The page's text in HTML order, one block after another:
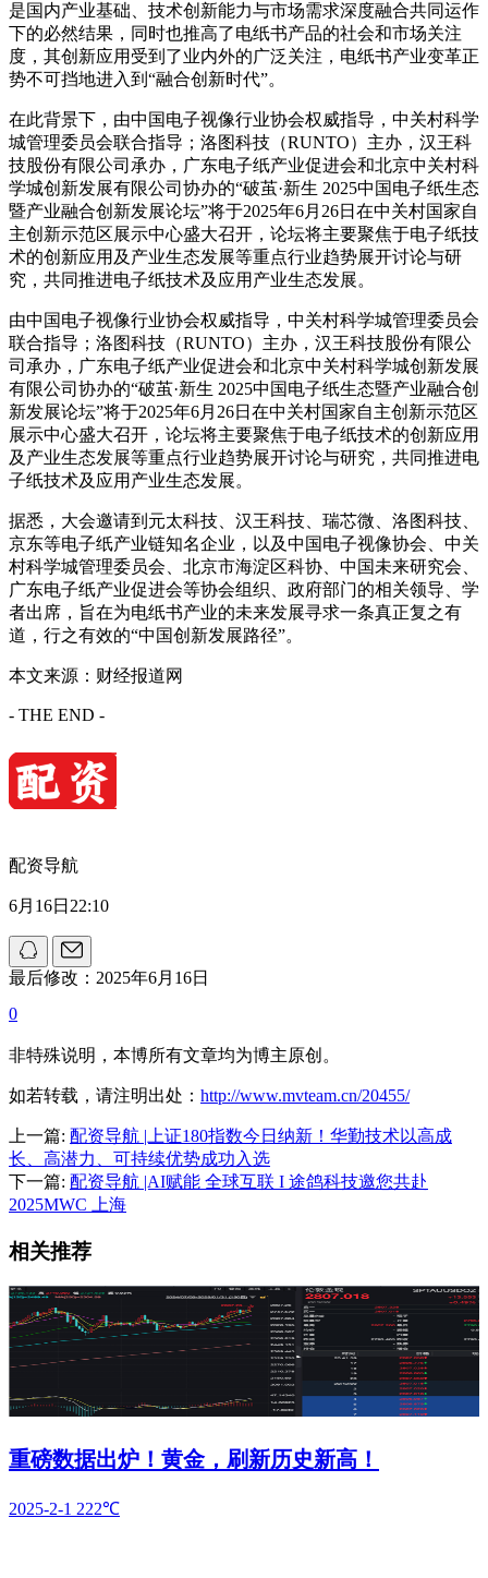
是国内产业基础、技术创新能力与市场需求深度融合共同运作
下的必然结果，同时也推高了电纸书产品的社会和市场关注
度，其创新应用受到了业内外的广泛关注，电纸书产业变革正
势不可挡地进入到“融合创新时代”。
在此背景下，由中国电子视像行业协会权威指导，中关村科学
城管理委员会联合指导；洛图科技（RUNTO）主办，汉王科
技股份有限公司承办，广东电子纸产业促进会和北京中关村科
学城创新发展有限公司协办的“破茧·新生 2025中国电子纸生态
暨产业融合创新发展论坛”将于2025年6月26日在中关村国家自
主创新示范区展示中心盛大召开，论坛将主要聚焦于电子纸技
术的创新应用及产业生态发展等重点行业趋势展开讨论与研
究，共同推进电子纸技术及应用产业生态发展。
由中国电子视像行业协会权威指导，中关村科学城管理委员会
联合指导；洛图科技（RUNTO）主办，汉王科技股份有限公
司承办，广东电子纸产业促进会和北京中关村科学城创新发展
有限公司协办的“破茧·新生 2025中国电子纸生态暨产业融合创
新发展论坛”将于2025年6月26日在中关村国家自主创新示范区
展示中心盛大召开，论坛将主要聚焦于电子纸技术的创新应用
及产业生态发展等重点行业趋势展开讨论与研究，共同推进电
子纸技术及应用产业生态发展。
据悉，大会邀请到元太科技、汉王科技、瑞芯微、洛图科技、
京东等电子纸产业链知名企业，以及中国电子视像协会、中关
村科学城管理委员会、北京市海淀区科协、中国未来研究会、
广东电子纸产业促进会等协会组织、政府部门的相关领导、学
者出席，旨在为电纸书产业的未来发展寻求一条真正复之有
道，行之有效的“中国创新发展路径”。
本文来源：财经报道网
- THE END -
配资导航
6月16日22:10
最后修改：2025年6月16日
0
非特殊说明，本博所有文章均为博主原创。
如若转载，请注明出处： http://www.mvteam.cn/20455/
上一篇: 配资导航 |上证180指数今日纳新！华勤技术以高成
长、高潜力、可持续优势成功入选
下一篇: 配资导航 |AI赋能 全球互联 I 途鸽科技邀您共赴
2025MWC 上海
相关推荐
重磅数据出炉！黄金，刷新历史新高！
2025-2-1 222℃